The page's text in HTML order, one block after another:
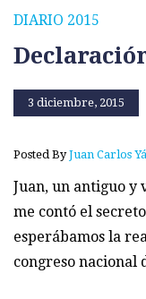
DIARIO 2015
3 diciembre, 2015
Posted ByJuan Carlos
Juan, un antiguo y
me contó el
esperábamos la
congreso nacional